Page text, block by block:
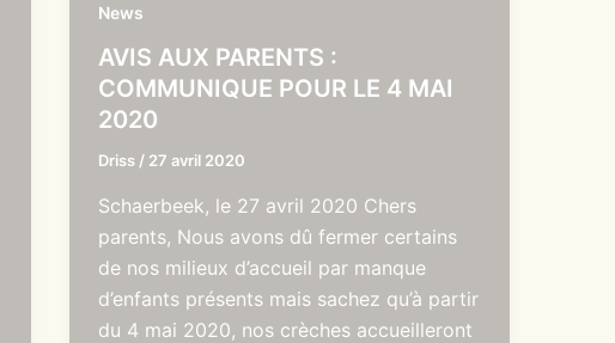
News
AVIS AUX PARENTS :
COMMUNIQUE POUR LE 4 MAI
2020
Driss / 27 avril 2020
Schaerbeek, le 27 avril 2020 Chers
parents, Nous avons dû fermer certains
de nos milieux d’accueil par manque
d’enfants présents mais sachez qu’à partir
du 4 mai 2020, nos crèches accueilleront